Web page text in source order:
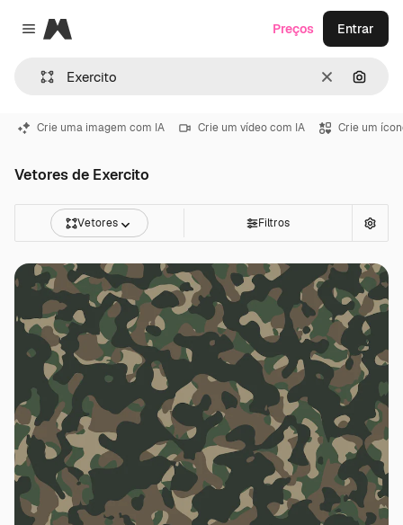
Close menu
Magnific
Limpar
Preços Entrar
Crie uma imagem com IA Crie um vídeo com IA Crie um
Vetores de Exercito
Vetores Filtros